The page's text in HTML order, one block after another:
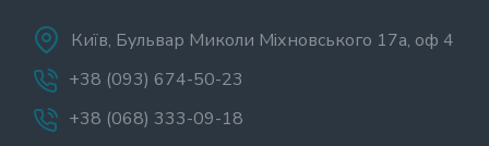
Київ, Бульвар Миколи Міхновського 17а, оф 4
+38 (093) 674-50-23
+38 (068) 333-09-18